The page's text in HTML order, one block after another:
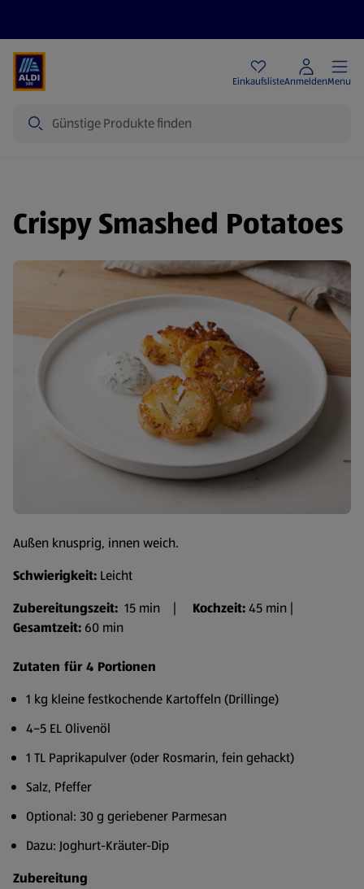
EinkaufslisteAnmeldenMenu
Crispy Smashed Potatoes
Außen knusprig, innen weich.
Schwierigkeit: Leicht
Zubereitungszeit: 15 min | Kochzeit:45 min |
Gesamtzeit: 60 min
Zutaten für 4 Portionen
1 kg kleine festkochende Kartoffeln (Drillinge)
4–5 EL Olivenöl
1 TL Paprikapulver (oder Rosmarin, fein gehackt)
Salz, Pfeffer
Optional: 30 g geriebener Parmesan
Dazu: Joghurt-Kräuter-Dip
Zubereitung